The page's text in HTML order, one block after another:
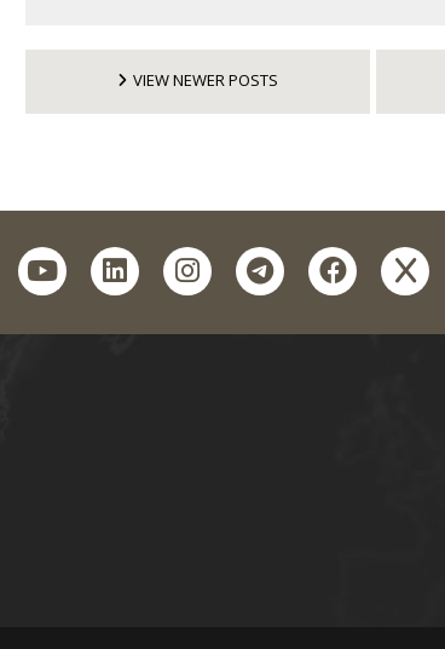
VIEW NEWER POSTS
x
facebook
telegram
instagram
linkedin